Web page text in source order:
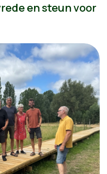
en steun voor